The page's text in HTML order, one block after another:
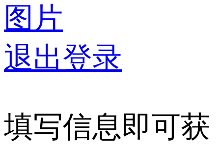
图片
退出登录
填写信息即可获